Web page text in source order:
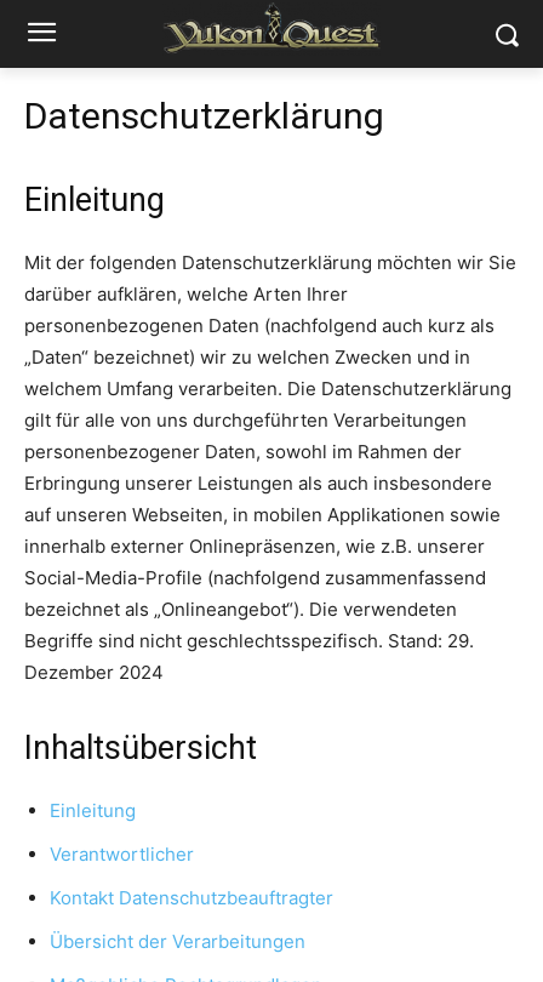
Datenschutzerklärung
Einleitung
Mit der folgenden Datenschutzerklärung möchten wir Sie
darüber aufklären, welche Arten Ihrer
personenbezogenen Daten (nachfolgend auch kurz als
„Daten“ bezeichnet) wir zu welchen Zwecken und in
welchem Umfang verarbeiten. Die Datenschutzerklärung
gilt für alle von uns durchgeführten Verarbeitungen
personenbezogener Daten, sowohl im Rahmen der
Erbringung unserer Leistungen als auch insbesondere
auf unseren Webseiten, in mobilen Applikationen sowie
innerhalb externer Onlinepräsenzen, wie z.B. unserer
Social-Media-Profile (nachfolgend zusammenfassend
bezeichnet als „Onlineangebot“). Die verwendeten
Begriffe sind nicht geschlechtsspezifisch. Stand: 29.
Dezember 2024
Inhaltsübersicht
Einleitung
Verantwortlicher
Kontakt Datenschutzbeauftragter
Übersicht der Verarbeitungen